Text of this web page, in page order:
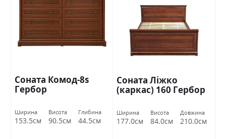
Соната Комод-8s
Гербор
Ширина
153.5см
Висота
90.5см
Глибина
44.5см
Соната Ліжко
(каркас) 160 Гербор
Ширина
177.0см
Висота
84.0см
Довжина
210.0см